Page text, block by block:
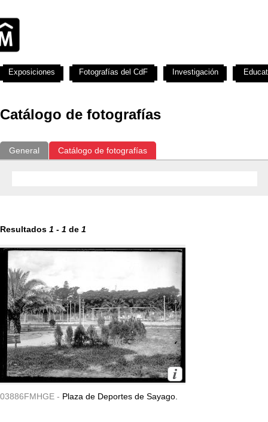
Catálogo de fotografías
General Catálogo de fotografías
Resultados 1 - 1 de 1
03886FMHGE - Plaza de Deportes de Sayago.
Exposiciones Fotografías del CdF Investigación